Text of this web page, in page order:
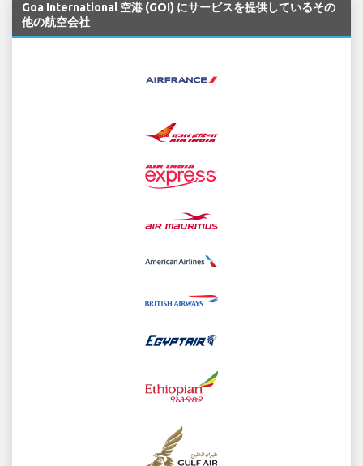
Goa International 空港 (GOI) にサービスを提供しているその
他の航空会社